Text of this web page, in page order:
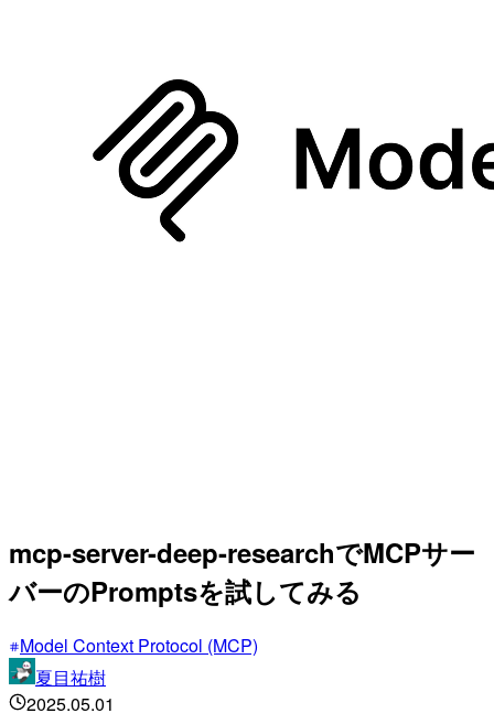
mcp-server-deep-researchでMCPサー
バーのPromptsを試してみる
Model Context Protocol (MCP)
夏目祐樹
2025.05.01